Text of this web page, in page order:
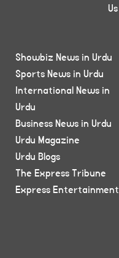
Us
Showbiz News in Urdu
Sports News in Urdu
International News in
Urdu
Business News in Urdu
Urdu Magazine
Urdu Blogs
The Express Tribune
Express Entertainment